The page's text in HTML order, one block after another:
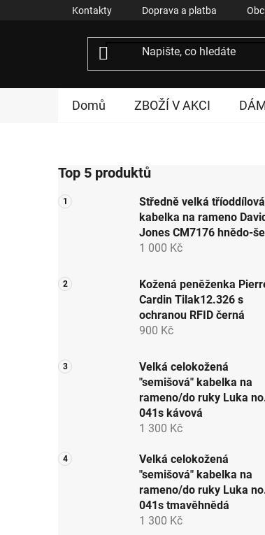
Kontakty Doprava a platba
Domů ZBOŽÍ V AKCI
o
s
t
n
n
e
Top 5 produktů
Středně velká tříoddílová
kabelka na rameno
Jones CM7176 hnědo-
1 000 Kč
Kožená peněženka
Cardin Tilak12.326 s
ochranou RFID černá
900 Kč
Velká celokožená
"semišová" kabelka na
rameno/do ruky Luka
041s kávová
1 300 Kč
Velká celokožená
"semišová" kabelka na
rameno/do ruky Luka
041s tmavěhnědá
1 300 Kč